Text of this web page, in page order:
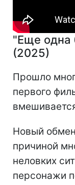
"Еще одна
(2025)
Прошло
первого
Новый
причиной
неловких
персонажи